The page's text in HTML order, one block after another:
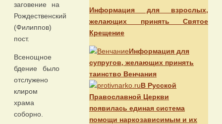
заговение на
Рождественский
(Филиппов)
пост.
Всенощное
бдение было
отслужено
клиром
храма
соборно.
Информация для взрослых,
желающих принять Святое
Крещение
Информация для
супругов, желающих принять
таинство Венчания
В Русской
Православной Церкви
появилась единая система
помощи наркозависимым и их